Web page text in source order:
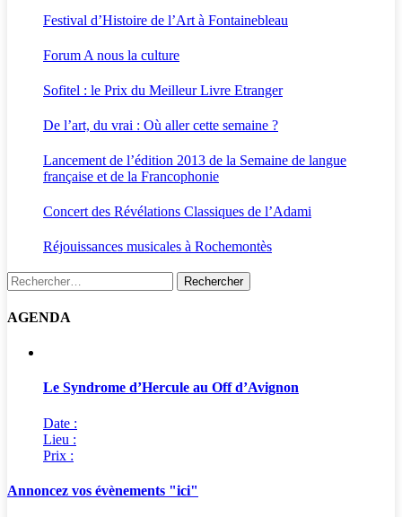
Festival d’Histoire de l’Art à Fontainebleau
Forum A nous la culture
Sofitel : le Prix du Meilleur Livre Etranger
De l’art, du vrai : Où aller cette semaine ?
Lancement de l’édition 2013 de la Semaine de langue
française et de la Francophonie
Concert des Révélations Classiques de l’Adami
Réjouissances musicales à Rochemontès
Rechercher :
AGENDA
Le Syndrome d’Hercule au Off d’Avignon
Date :
Lieu :
Prix :
Annoncez vos évènements "ici"